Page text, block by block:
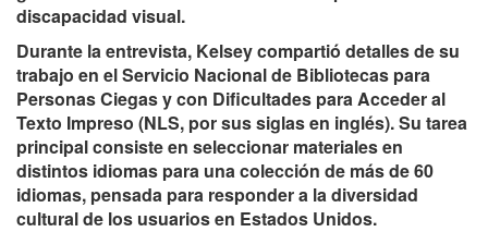
discapacidad visual.
Durante la entrevista, Kelsey compartió detalles de su
trabajo en el Servicio Nacional de Bibliotecas para
Personas Ciegas y con Dificultades para Acceder al
Texto Impreso (NLS, por sus siglas en inglés). Su tarea
principal consiste en seleccionar materiales en
distintos idiomas para una colección de más de 60
idiomas, pensada para responder a la diversidad
cultural de los usuarios en Estados Unidos.